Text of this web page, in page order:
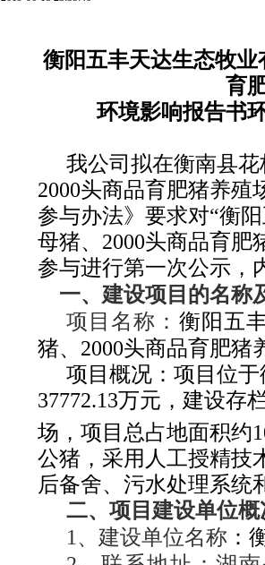
衡阳五丰天达生态牧业
育
环境影响报告书
我公司拟在衡南县
2000头商品育肥猪养殖
参与办法》要求对“衡
母猪、 2000头商品育肥
参与进行第一次公示，
一、 建设项目的名称
项目名称： 衡阳五
猪、 2000头商品育肥猪
项目概况：项目位
37772.13万元， 建设存
场， 项目总占地面积约
公猪，采用人工授精技
后备舍、污水处理系统
二、项目建设单位概
1 、建设单位名称：